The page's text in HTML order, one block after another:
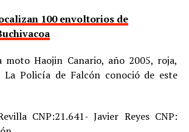
100 envoltorios de
moto Haojin Canario, año 2005, roja,
La Policía de Falcón conoció de este
CNP:21.641- Javier Reyes CNP: